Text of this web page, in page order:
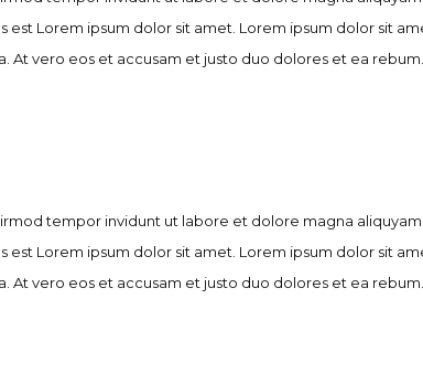
Lorem ipsum dolor sit amet. Lorem ipsum dolor sit
vero eos et accusam et justo duo dolores et ea
tempor invidunt ut labore et dolore magna
Lorem ipsum dolor sit amet. Lorem ipsum dolor sit
vero eos et accusam et justo duo dolores et ea